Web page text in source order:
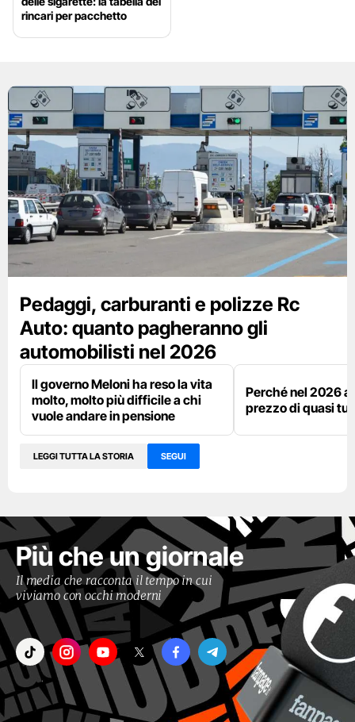
rincari per pacchetto
Pedaggi, carburanti e polizze Rc
Auto: quanto pagheranno gli
automobilisti nel 2026
Il governo Meloni ha reso la vita
molto, molto più difficile a chi
vuole andare in pensione
Perché nel 2026
prezzo di quasi
LEGGI TUTTA LA STORIA SEGUI
Più che un giornale
Il media che racconta il tempo in cui
viviamo con occhi moderni